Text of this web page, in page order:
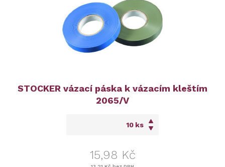
STOCKER vázací páska k vázacím kleštím
2065/V
ks
15,98 Kč